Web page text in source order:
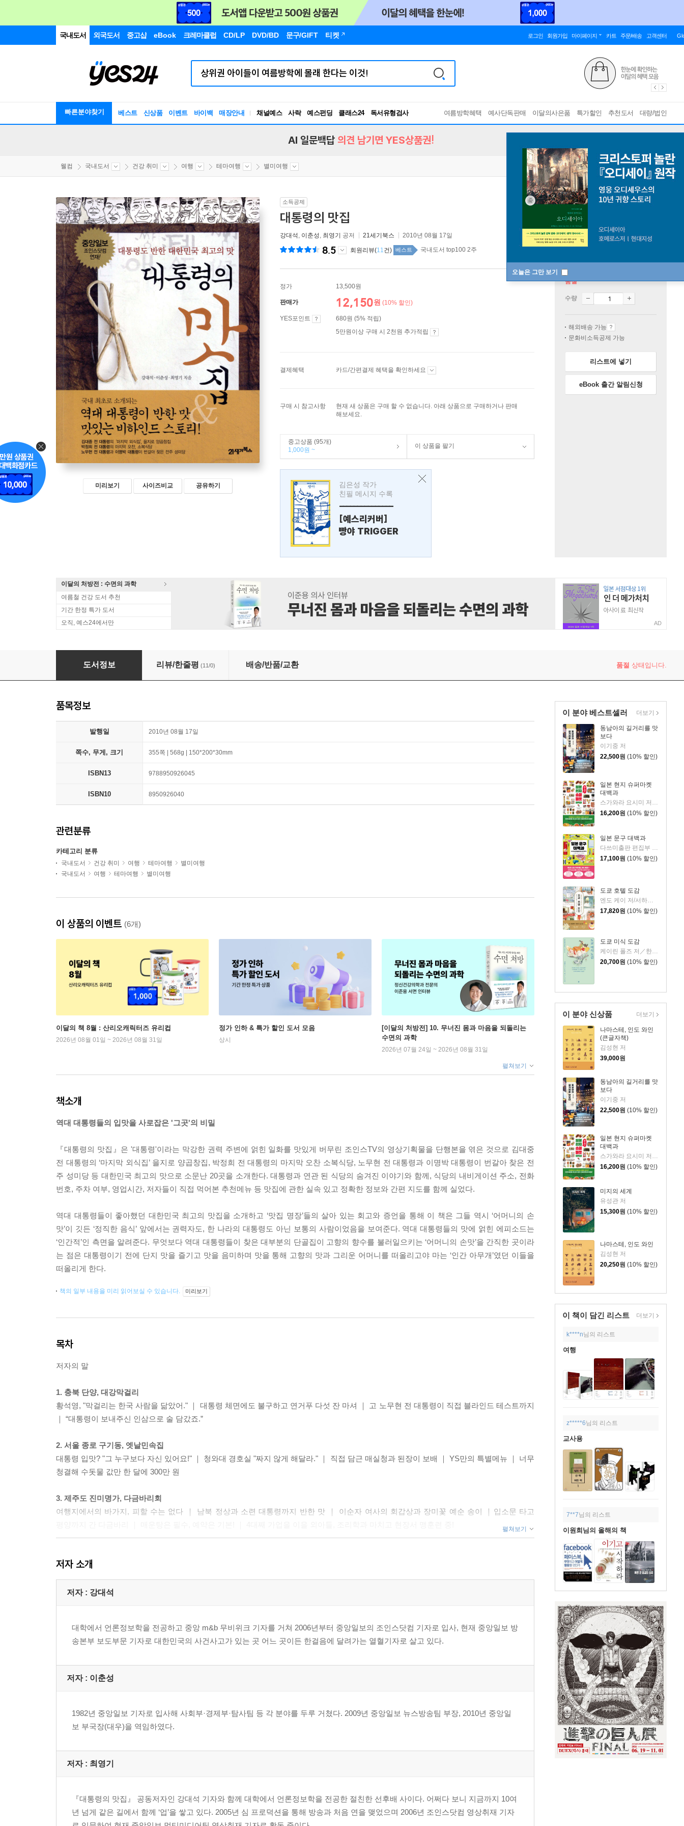
국내도서 외국도서 중고샵 eBook 크레마클럽 CD/LP DVD/BD 문구/GIFT 티켓 로그인 회원가입 마이페이지 카트 주문/배송 고객센터
빠른분야찾기 베스트 신상품 이벤트 바이백 매장안내 채널예스 사락 예스펀딩 클래스24
독서유형검사
RBTI Lab
여름방학혜택 예사단독판매 이달의사은품 특가할인 추천도서 대량/법인
오늘은 그만 보기
AI 일문백답 의견 남기면 YES상품권!
웰컴 국내도서 건강 취미 여행 테마여행 별미여행
미리보기 사이즈비교 공유하기
소득공제
대통령의 맛집
강대석 , 이춘성, 최영기 공저 21세기북스 2010년 08월 17일
8.5 회원리뷰(11건) 베스트 국내도서 top100 2주
정가 13,500원
판매가 12,150원 (10% 할인)
YES포인트
680원 (5% 적립)
5만원이상 구매 시 2천원 추가적립
결제혜택 카드/간편결제 혜택을 확인하세요
구매 시 참고사항
현재 새 상품은 구매 할 수 없습니다. 아래 상품으로 구매하거나 판매
해보세요.
중고상품 (95개)
1,000원 ~
이 상품을 팔기
김은성 작가
친필 메시지 수록
---------------
[예스리커버]
빵야 TRIGGER
품절
수량
해외배송 가능
문화비소득공제 가능
리스트에 넣기
eBook 출간 알림신청
이달의 처방전 : 수면의 과학
여름철 건강 도서 추천
기간 한정 특가 도서
오직, 예스24에서만
AD
대통령의 맛집
도서정보 리뷰/한줄평 (11/0) 배송/반품/교환 품절 상태입니다.
이 분야 베스트셀러
동남아의 길거리를 맛
보다
이기중 저
22,500원 (10% 할인)
일본 현지 슈퍼마켓
대백과
스가와라 요시미 저/이혜윤 역
16,200원 (10% 할인)
일본 문구 대백과
17,100원 (10% 할인)
도쿄 호텔 도감
엔도 케이 저/서하나 역
17,820원 (10% 할인)
도쿄 미식 도감
20,700원 (10% 할인)
더보기
이 분야 신상품
나마스테, 인도 와인
(큰글자책)
김성현 저
39,000원
동남아의 길거리를 맛
보다
이기중 저
22,500원 (10% 할인)
일본 현지 슈퍼마켓
대백과
16,200원 (10% 할인)
미지의 세계
유성관 저
15,300원 (10% 할인)
나마스테, 인도 와인
김성현 저
20,250원 (10% 할인)
더보기
이 책이 담긴 리스트 더보기
k****n님의 리스트
여행
z*****6님의 리스트
교사용
7**7님의 리스트
이원희님의 올해의 책
품목정보
발행일 2010년 08월 17일
쪽수, 무게, 크기 355쪽 | 568g | 150*200*30mm
ISBN13 9788950926045
ISBN10 8950926040
관련분류
카테고리 분류
국내도서 건강 취미 여행 테마여행
별미여행
국내도서
여행 테마여행 별미여행
이 상품의 이벤트 (6개)
이달의 책 8월 : 산리오캐릭터즈 유리컵
2026년 08월 01일 ~ 2026년 08월 31일
정가 인하 & 특가 할인 도서 모음
상시
[이달의 처방전] 10. 무너진 몸과 마음을 되돌리는
수면의 과학
2026년 07월 24일 ~ 2026년 08월 31일
펼쳐보기
책소개
역대 대통령들의 입맛을 사로잡은 '그곳'의 비밀
『대통령의 맛집』은 '대통령'이라는 막강한 권력 주변에 얽힌 일화를 맛있게 버무린 조인스TV의 영상기획물을 단행본을 엮은 것으로 김대중
전 대통령의 ‘마지막 외식집’ 을지로 양곱창집, 박정희 전 대통령의 마지막 오찬 소복식당, 노무현 전 대통령과 이명박 대통령이 번갈아 찾은 전
주 성미당 등 대한민국 최고의 맛으로 소문난 20곳을 소개한다. 대통령과 연관 된 식당의 숨겨진 이야기와 함께, 식당의 내비게이션 주소, 전화
번호, 주차 여부, 영업시간, 저자들이 직접 먹어본 추천메뉴 등 맛집에 관한 실속 있고 정확한 정보와 간편 지도를 함께 실었다.
역대 대통령들이 좋아했던 대한민국 최고의 맛집을 소개하고 ‘맛집 명장’들의 살아 있는 회고와 증언을 통해 이 책은 그들 역시 ‘어머니의 손
맛’이 깃든 ‘정직한 음식’ 앞에서는 권력자도, 한 나라의 대통령도 아닌 보통의 사람이었음을 보여준다. 역대 대통령들의 맛에 얽힌 에피소드는
‘인간적’인 측면을 알려준다. 무엇보다 역대 대통령들이 찾은 대부분의 단골집이 고향의 향수를 불러일으키는 ‘어머니의 손맛’을 간직한 곳이라
는 점은 대통령이기 전에 단지 맛을 즐기고 맛을 음미하며 맛을 통해 고향의 맛과 그리운 어머니를 떠올리고야 마는 ‘인간 아무개’였던 이들을
떠올리게 한다.
책의 일부 내용을 미리 읽어보실 수 있습니다. 미리보기
목차
저자의 말
1. 충북 단양, 대강막걸리
황석영, "막걸리는 한국 사람을 닮았어." ｜ 대통령 체면에도 불구하고 연거푸 다섯 잔 마셔 ｜ 고 노무현 전 대통령이 직접 블라인드 테스트까지
｜ “대통령이 보내주신 인삼으로 술 담갔죠.”
2. 서울 종로 구기동, 엣날민속집
대통령 입맛? "그 누구보다 자신 있어요!" ｜ 청와대 경호실 "짜지 않게 해달라." ｜ 직접 담근 매실청과 된장이 보배 ｜ YS만의 특별메뉴 ｜ 너무
청결해 수돗물 값만 한 달에 300만 원
3. 제주도 진미명가, 다금바리회
여행지에서의 바가지, 피할 수는 없다 ｜ 남북 정상과 소련 대통령까지 반한 맛 ｜ 이순자 여사의 회갑상과 장미꽃 예순 송이 ｜입소문 타고
국내 최초 향토민속주 '금정막걸리' ｜ "박정희 대통령이 우리 마을의 은인이지." ｜ 얼굴로 직접 누룩방 온도 측정해 ｜ 중앙정보부 요원들이
비밀리에 막걸리 '수송' ｜ "기술만 가르쳐 달라." vs "원하는 대로 줄게."
제맛! ｜ 대통령이 인정한 '귀여운 사장님' ｜ 한 달 채소 값만 1000만 원 ｜홍어 냄새 못 견뎌 떠난 종업원도 많아
맞춰 ｜ ‘사장 아내’까지 직접 챙겨준 이희호 여사 ｜ 경호원들의 주방 점검에 "대통령 안 받겠다." 거절 ｜ 맛집의 한류바람, 일본 진출 위해 7년
7. 제주도 유리네, 은갈치
재료만 쓰는 게 맛의 비결 ｜ 은갈치만 하루 300토막
전 대통령 ｜ '장군의 아들', 처음이자 마지막 외상 손님 ｜ “저녁에는 오지 마세요.”
펼쳐보기
저자 소개
저자 : 강대석
대학에서 언론정보학을 전공하고 중앙 m&b 무비위크 기자를 거쳐 2006년부터 중앙일보의 조인스닷컴 기자로 입사, 현재 중앙일보 방
송본부 보도부문 기자로 대한민국의 사건사고가 있는 곳 어느 곳이든 한걸음에 달려가는 열혈기자로 살고 있다.
저자 : 이춘성
1982년 중앙일보 기자로 입사해 사회부·경제부·탐사팀 등 각 분야를 두루 거쳤다. 2009년 중앙일보 뉴스방송팀 부장, 2010년 중앙일
보 부국장(대우)을 역임하였다.
저자 : 최영기
『대통령의 맛집』 공동저자인 강대석 기자와 함께 대학에서 언론정보학을 전공한 절친한 선후배 사이다. 어쩌다 보니 지금까지 10여
년 넘게 같은 길에서 함께 ‘업’을 쌓고 있다. 2005년 심 프로덕션을 통해 방송과 처음 연을 맺었으며 2006년 조인스닷컴 영상취재 기자